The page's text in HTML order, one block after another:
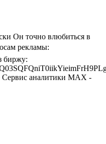
Он точно влюбиться в
рекламы:
биржу:
Сервис аналитики MAX -